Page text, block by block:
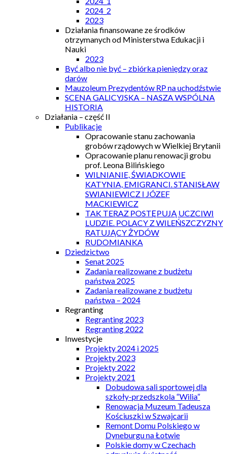
2024_2
2023
Działania finansowane ze środków
otrzymanych od Ministerstwa Edukacji i
Nauki
2023
Być albo nie być – zbiórka pieniędzy oraz
darów
Mauzoleum Prezydentów RP na uchodźstwie
SCENA GALICYJSKA – NASZA WSPÓLNA
HISTORIA
Działania – część II
Publikacje
Opracowanie stanu zachowania
grobów rządowych w Wielkiej Brytanii
Opracowanie planu renowacji grobu
prof. Leona Bilińskiego
WILNIANIE, ŚWIADKOWIE
KATYNIA, EMIGRANCI. STANISŁAW
SWIANIEWICZ I JÓZEF
MACKIEWICZ
TAK TERAZ POSTĘPUJĄ UCZCIWI
LUDZIE. POLACY Z WILEŃSZCZYZNY
RATUJĄCY ŻYDÓW
RUDOMIANKA
Dziedzictwo
Senat 2025
Zadania realizowane z budżetu
państwa 2025
Zadania realizowane z budżetu
państwa – 2024
Regranting
Regranting 2023
Regranting 2022
Inwestycje
Projekty 2024 i 2025
Projekty 2023
Projekty 2022
Projekty 2021
Dobudowa sali sportowej dla
szkoły-przedszkola “Wilia”
Renowacja Muzeum Tadeusza
Kościuszki w Szwajcarii
Remont Domu Polskiego w
Dyneburgu na Łotwie
Polskie domy w Czechach